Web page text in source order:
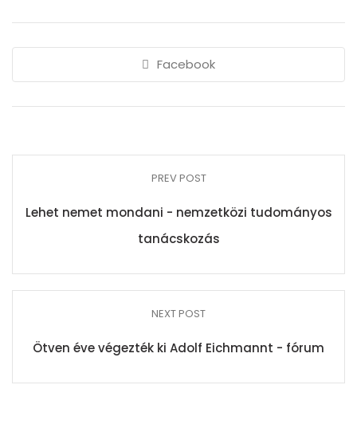
Facebook
PREV POST
Lehet nemet mondani - nemzetközi tudományos
tanácskozás
NEXT POST
Ötven éve végezték ki Adolf Eichmannt - fórum